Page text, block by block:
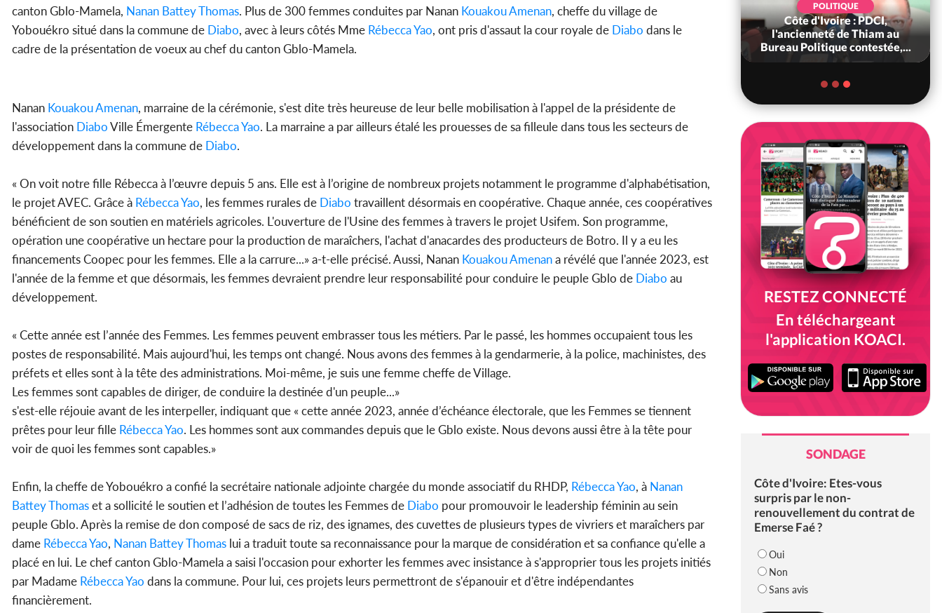
canton Gblo-Mamela, Nanan Battey Thomas. Plus de 300 femmes conduites par Nanan Kouakou Amenan, cheffe du village de
Yobouékro situé dans la commune de Diabo, avec à leurs côtés Mme Rébecca Yao, ont pris d'assaut la cour royale de Diabo dans le
cadre de la présentation de voeux au chef du canton Gblo-Mamela.
Nanan Kouakou Amenan, marraine de la cérémonie, s'est dite très heureuse de leur belle mobilisation à l'appel de la présidente de
l'association DiaboVille Émergente Rébecca Yao. La marraine a par ailleurs étalé les prouesses de sa filleule dans tous les secteurs de
développement dans la commune de Diabo.
« On voit notre fille Rébecca à l’œuvre depuis 5 ans. Elle est à l’origine de nombreux projets notamment le programme d'alphabétisation,
le projet AVEC. Grâce à Rébecca Yao, les femmes rurales de Diabo travaillent désormais en coopérative. Chaque année, ces coopératives
bénéficient de son soutien en matériels agricoles. L'ouverture de l'Usine des femmes à travers le projet Usifem. Son programme,
opération une coopérative un hectare pour la production de maraîchers, l'achat d'anacardes des producteurs de Botro. Il y a eu les
financements Coopec pour les femmes. Elle a la carrure...» a-t-elle précisé. Aussi, Nanan Kouakou Amenana révélé que l'année 2023, est
l'année de la femme et que désormais, les femmes devraient prendre leur responsabilité pour conduire le peuple Gblo de Diabo au
développement.
« Cette année est l’année des Femmes. Les femmes peuvent embrasser tous les métiers. Par le passé, les hommes occupaient tous les
postes de responsabilité. Mais aujourd'hui, les temps ont changé. Nous avons des femmes à la gendarmerie, à la police, machinistes, des
préfets et elles sont à la tête des administrations. Moi-même, je suis une femme cheffe de Village.
Les femmes sont capables de diriger, de conduire la destinée d'un peuple...»
s'est-elle réjouie avant de les interpeller, indiquant que « cette année 2023, année d’échéance électorale, que les Femmes se tiennent
prêtes pour leur fille Rébecca Yao. Les hommes sont aux commandes depuis que le Gblo existe. Nous devons aussi être à la tête pour
voir de quoi les femmes sont capables.»
Enfin, la cheffe de Yobouékro a confié la secrétaire nationale adjointe chargée du monde associatif du RHDP, Rébecca Yao, à Nanan
Battey Thomaset a sollicité le soutien et l’adhésion de toutes les Femmes de Diabo pour promouvoir le leadership féminin au sein
peuple Gblo. Après la remise de don composé de sacs de riz, des ignames, des cuvettes de plusieurs types de vivriers et maraîchers par
dame Rébecca Yao, Nanan Battey Thomas lui a traduit toute sa reconnaissance pour la marque de considération et sa confiance qu'elle a
placé en lui. Le chef canton Gblo-Mamela a saisi l'occasion pour exhorter les femmes avec insistance à s'approprier tous les projets initiés
par Madame Rébecca Yao dans la commune. Pour lui, ces projets leurs permettront de s'épanouir et d'être indépendantes
financièrement.
POLITIQUE
Côte d'Ivoire : Indépendance
2026, le discours très attendu
SOCIÉTÉ
Côte d'Ivoire : Peste porcine
africaine, le gouvernement
POLITIQUE
Côte d'Ivoire : PDCI,
l'ancienneté de Thiam au
Bureau Politique contestée,...
RESTEZ CONNECTÉ
En téléchargeant
l'application KOACI.
SONDAGE
Côte d'Ivoire: Etes-vous
surpris par le non-
renouvellement du contrat de
Emerse Faé ?
Oui
Non
Sans avis